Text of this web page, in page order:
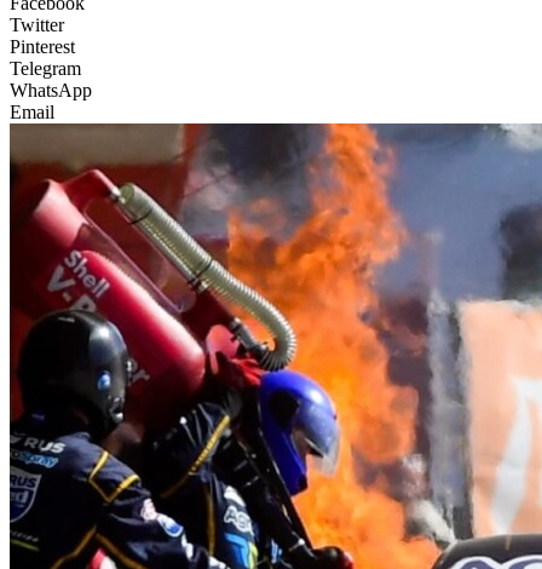
Twitter
Pinterest
Telegram
WhatsApp
Email